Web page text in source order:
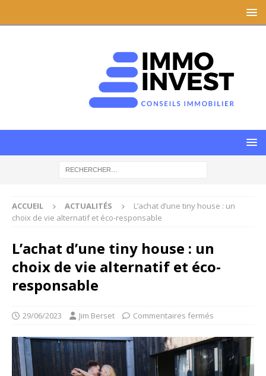
ACCUEIL ACTUALITÉS
L’achat d’une tiny house : un
choix de vie alternatif et éco-responsable
L’achat d’une tiny house : un
choix de vie alternatif et éco-
responsable
29/06/2023 Jim Berset Commentaires fermés